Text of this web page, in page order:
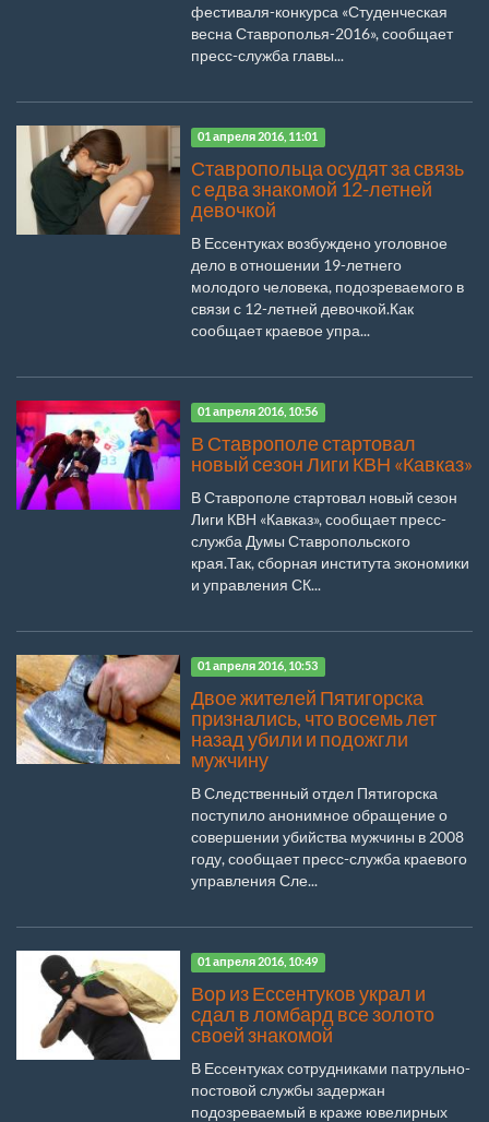
фестиваля-конкурса «Студенческая
весна Ставрополья-2016», сообщает
пресс-служба главы...
01 апреля 2016, 11:01
Ставропольца осудят за связь
с едва знакомой 12-летней
девочкой
В Ессентуках возбуждено уголовное
дело в отношении 19-летнего
молодого человека, подозреваемого в
связи с 12-летней девочкой.Как
сообщает краевое упра...
01 апреля 2016, 10:56
В Ставрополе стартовал
новый сезон Лиги КВН «Кавказ»
В Ставрополе стартовал новый сезон
Лиги КВН «Кавказ», сообщает пресс-
служба Думы Ставропольского
края.Так, сборная института экономики
и управления СК...
01 апреля 2016, 10:53
Двое жителей Пятигорска
признались, что восемь лет
назад убили и подожгли
мужчину
В Следственный отдел Пятигорска
поступило анонимное обращение о
совершении убийства мужчины в 2008
году, сообщает пресс-служба краевого
управления Сле...
01 апреля 2016, 10:49
Вор из Ессентуков украл и
сдал в ломбард все золото
своей знакомой
В Ессентуках сотрудниками патрульно-
постовой службы задержан
подозреваемый в краже ювелирных